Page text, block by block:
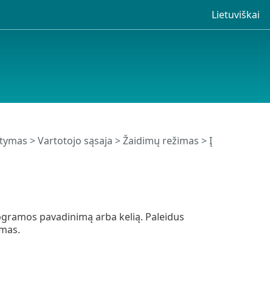
Lietuviškai
>Vartotojo sąsaja >Žaidimų režimas > Į
pavadinimą arba kelią. Paleidus